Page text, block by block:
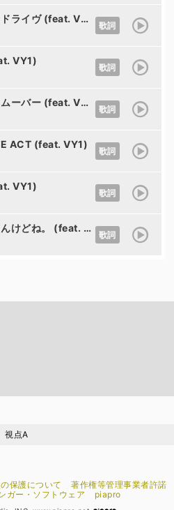
ライヴ (feat. VY1)
歌詞
VY1)
歌詞
ーバー (feat. VY1)
歌詞
ACT (feat. VY1)
歌詞
VY1)
歌詞
どね。 (feat. VY1)
歌詞
視点A
保護について
著作権等管理事業者許諾
ガー・ソフトウェア piapro